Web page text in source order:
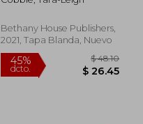
45%
dcto.
Your Understanding
(en Inglés)
Bethany House Publishers,
2021, Tapa Blanda, Nuevo